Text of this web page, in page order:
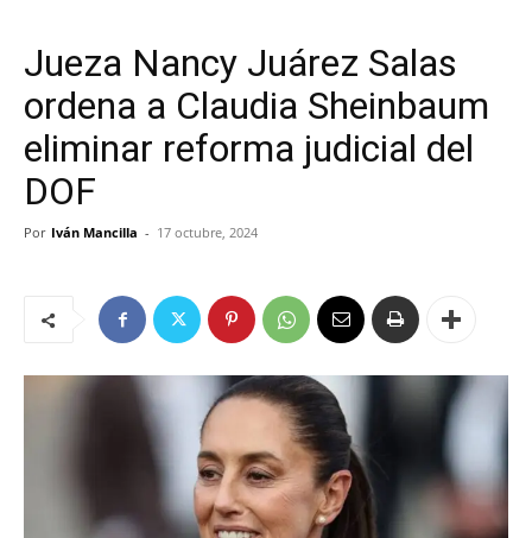
Jueza Nancy Juárez Salas
ordena a Claudia Sheinbaum
eliminar reforma judicial del
DOF
Por Iván Mancilla - 17 octubre, 2024